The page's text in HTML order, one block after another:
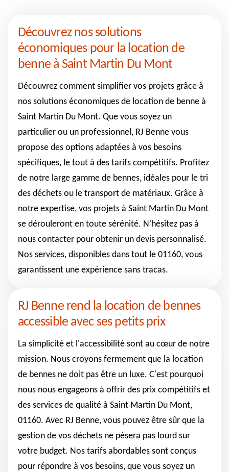
Découvrez nos solutions
économiques pour la location de
benne à Saint Martin Du Mont
Découvrez comment simplifier vos projets grâce à
nos solutions économiques de location de benne à
Saint Martin Du Mont. Que vous soyez un
particulier ou un professionnel, RJ Benne vous
propose des options adaptées à vos besoins
spécifiques, le tout à des tarifs compétitifs. Profitez
de notre large gamme de bennes, idéales pour le tri
des déchets ou le transport de matériaux. Grâce à
notre expertise, vos projets à Saint Martin Du Mont
se dérouleront en toute sérénité. N'hésitez pas à
nous contacter pour obtenir un devis personnalisé.
Nos services, disponibles dans tout le 01160, vous
garantissent une expérience sans tracas.
RJ Benne rend la location de bennes
accessible avec ses petits prix
La simplicité et l'accessibilité sont au cœur de notre
mission. Nous croyons fermement que la location
de bennes ne doit pas être un luxe. C'est pourquoi
nous nous engageons à offrir des prix compétitifs et
des services de qualité à Saint Martin Du Mont,
01160. Avec RJ Benne, vous pouvez être sûr que la
gestion de vos déchets ne pèsera pas lourd sur
votre budget. Nos tarifs abordables sont conçus
pour répondre à vos besoins, que vous soyez un